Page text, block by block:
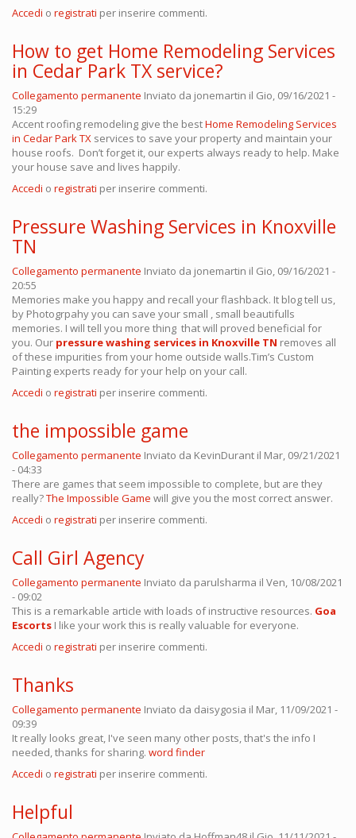
Accedi o registrati per inserire commenti.
How to get Home Remodeling Services
in Cedar Park TX service?
Collegamento permanente Inviato da jonemartin il Gio, 09/16/2021 -
15:29
Accent roofing remodeling give the bestHome Remodeling Services
in Cedar Park TX services to save your property and maintain your
house roofs. Don’t forget it, our experts always ready to help. Make
your house save and lives happily.
Accedi o registrati per inserire commenti.
Pressure Washing Services in Knoxville
TN
Collegamento permanente Inviato da jonemartin il Gio, 09/16/2021 -
20:55
Memories make you happy and recall your flashback. It blog tell us,
by Photogrpahy you can save your small , small beautifulls
memories. I will tell you more thing that will proved beneficial for
you. Our pressure washing services in Knoxville TN removes all
of these impurities from your home outside walls.Tim’s Custom
Painting experts ready for your help on your call.
Accedi o registrati per inserire commenti.
the impossible game
Collegamento permanente Inviato da KevinDurant il Mar, 09/21/2021
- 04:33
There are games that seem impossible to complete, but are they
really?The Impossible Game will give you the most correct answer.
Accedi o registrati per inserire commenti.
Call Girl Agency
Collegamento permanente Inviato da parulsharma il Ven, 10/08/2021
- 09:02
This is a remarkable article with loads of instructive resources. Goa
Escorts I like your work this is really valuable for everyone.
Accedi o registrati per inserire commenti.
Thanks
Collegamento permanente Inviato da daisygosia il Mar, 11/09/2021 -
09:39
It really looks great, I've seen many other posts, that's the info I
needed, thanks for sharing. word finder
Accedi o registrati per inserire commenti.
Helpful